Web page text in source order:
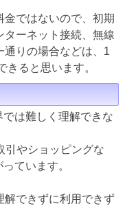
ではないので、初期
ーネット接続、無線
通りの場合などは、1
ると思います。
は難しく理解できな
引やショッピングな
ています。
解できずに利用できず